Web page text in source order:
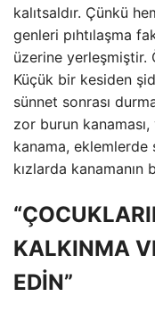
kalıtsaldır. Çünkü
genleri pıhtılaşma
üzerine yerleşmiştir.
Küçük bir kesiden
sünnet sonrası
zor burun
kanama, eklemlerde
kızlarda kanamanın
KALKINMA
EDİN”